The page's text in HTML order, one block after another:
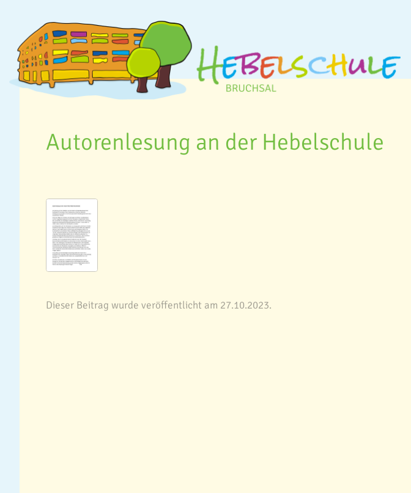
Autorenlesung an der Hebelschule
Dieser Beitrag wurde veröffentlicht am 27.10.2023.